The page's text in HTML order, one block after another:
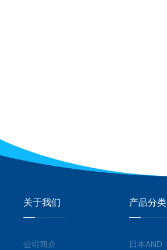
关于我们
公司简介
产品分类
日本AND